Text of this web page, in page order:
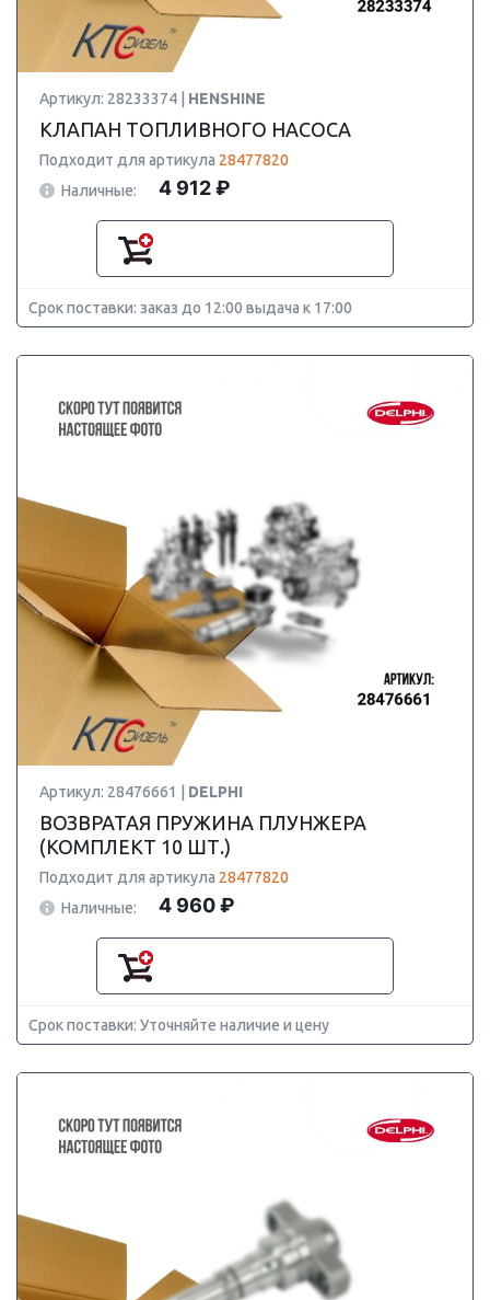
Артикул: 28233374 | HENSHINE
КЛАПАН ТОПЛИВНОГО НАСОСА
Подходит для артикула 28477820
Наличные:
4 912 ₽
Срок поставки: заказ до 12:00 выдача к 17:00
Артикул: 28476661 | DELPHI
ВОЗВРАТАЯ ПРУЖИНА ПЛУНЖЕРА
(КОМПЛЕКТ 10 ШТ.)
Подходит для артикула 28477820
Наличные:
4 960 ₽
Срок поставки: Уточняйте наличие и цену